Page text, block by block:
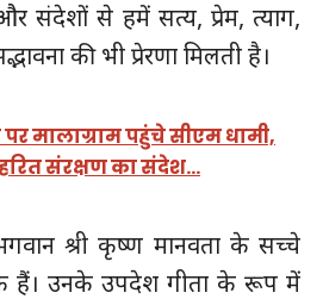
संदेशों से हमें सत्य, प्रेम, त्याग,
की भी प्रेरणा मिलती है।
मालाग्राम पहुंचे सीएम धामी,
संरक्षण का संदेश…
श्री कृष्ण मानवता के सच्चे
हैं। उनके उपदेश गीता के रूप में